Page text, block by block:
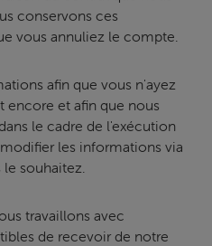
conservons ces
vous annuliez le compte.
afin que vous n'ayez
encore et afin que nous
le cadre de l'exécution
les informations via
souhaitez.
travaillons avec
de recevoir de notre